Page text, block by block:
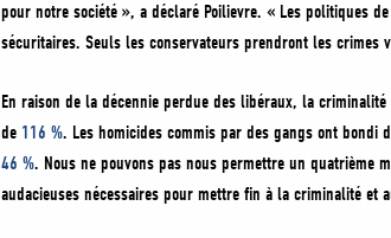
pour notre société », a déclaré Poilievre. « Les politiques
sécuritaires. Seuls les conservateurs prendront les
En raison de la décennie perdue des libéraux, la
de 116 %. Les homicides commis par des gangs ont bondi
46 %. Nous ne pouvons pas nous permettre un quatrième
audacieuses nécessaires pour mettre fin à la criminalité et